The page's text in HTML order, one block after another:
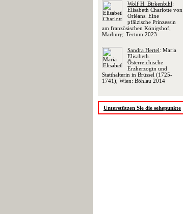
Wolf H. Birkenbihl:
Elisabeth Charlotte von
Orléans. Eine
pfälzische Prinzessin
am französischen Königshof,
Marburg: Tectum 2023
Sandra Hertel: Maria
Elisabeth.
Österreichische
Erzherzogin und
Statthalterin in Brüssel (1725-
1741), Wien: Böhlau 2014
Unterstützen Sie die sehepunkte